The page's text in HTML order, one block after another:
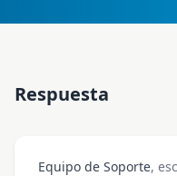
Respuesta
Equipo de Soporte,